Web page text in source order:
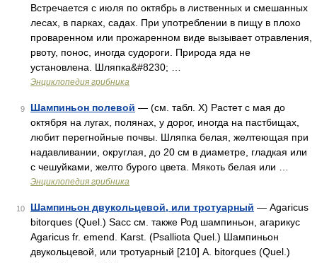
Встречается с июля по октябрь в лиственных и смешанных
лесах, в парках, садах. При употреблении в пищу в плохо
проваренном или прожаренном виде вызывает отравления,
рвоту, понос, иногда судороги. Природа яда не
установлена. Шляпка&#8230; …
Энциклопедия грибника
9 Шампиньон полевой — (см. табл. X) Растет с мая до
октября на лугах, полянах, у дорог, иногда на пастбищах,
любит перегнойные почвы. Шляпка белая, желтеющая при
надавливании, округлая, до 20 см в диаметре, гладкая или
с чешуйками, желто бурого цвета. Мякоть белая или …
Энциклопедия грибника
10 Шампиньон двукольцевой, или тротуарный — Agaricus
bitorques (Quel.) Sacc см. также Род шампиньон, агарикус
Agaricus fr. emend. Karst. (Psalliota Quel.) Шампиньон
двукольцевой, или тротуарный [210] A. bitorques (Quel.)